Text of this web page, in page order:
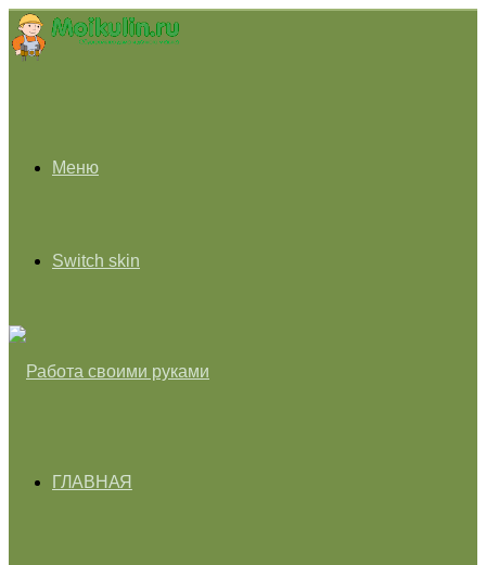
Меню
Switch skin
ГЛАВНАЯ